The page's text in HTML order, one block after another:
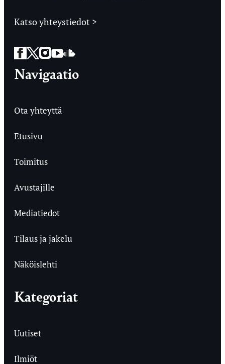
Katso yhteystiedot >
Facebook
Twitter
Instagram
YouTube
SoundCloud
Navigaatio
Ota yhteyttä
Etusivu
Toimitus
Avustajille
Mediatiedot
Tilaus ja jakelu
Näköislehti
Kategoriat
Uutiset
Ilmiöt